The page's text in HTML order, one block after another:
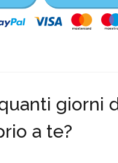
giorni
a te?